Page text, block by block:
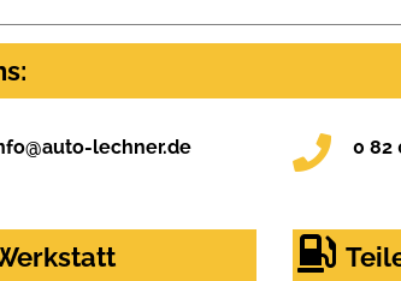
lechner.de 0 82